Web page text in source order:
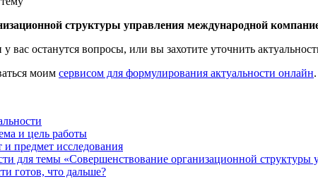
структуры управления международной
у вас останутся вопросы, или вы захотите уточнить
моим сервисом для формулирования актуальности онлайн
и цель работы
и предмет исследования
для темы «Совершенствование организационной
готов, что дальше?